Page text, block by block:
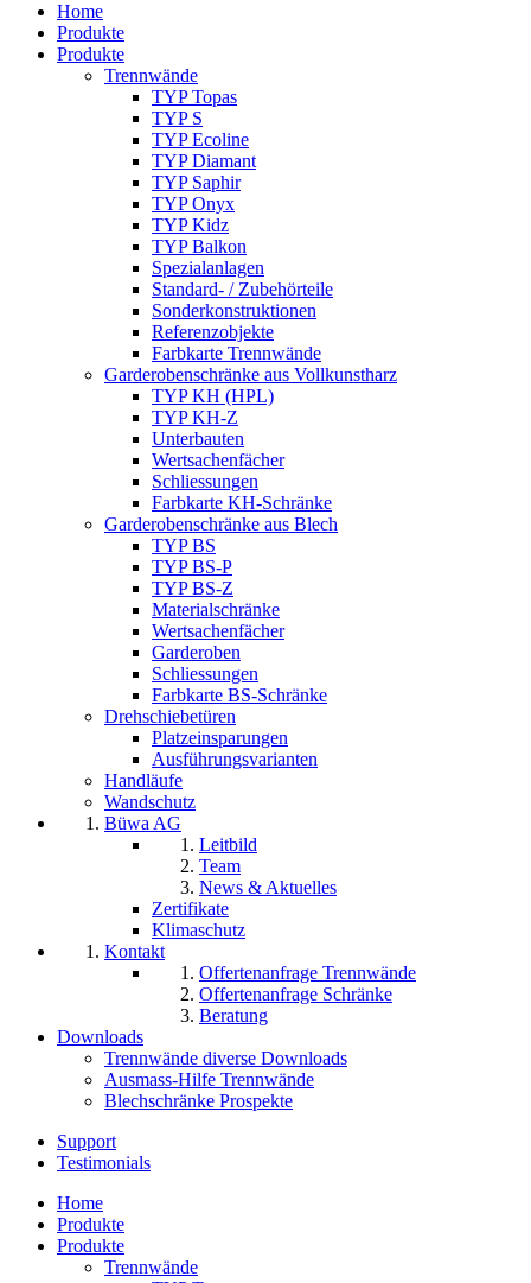
Home
Produkte
Produkte
Trennwände
TYP Topas
TYP S
TYP Ecoline
TYP Diamant
TYP Saphir
TYP Onyx
TYP Kidz
TYP Balkon
Spezialanlagen
Standard- / Zubehörteile
Sonderkonstruktionen
Referenzobjekte
Farbkarte Trennwände
Garderobenschränke aus Vollkunstharz
TYP KH (HPL)
TYP KH-Z
Unterbauten
Wertsachenfächer
Schliessungen
Farbkarte KH-Schränke
Garderobenschränke aus Blech
TYP BS
TYP BS-P
TYP BS-Z
Materialschränke
Wertsachenfächer
Garderoben
Schliessungen
Farbkarte BS-Schränke
Drehschiebetüren
Platzeinsparungen
Ausführungsvarianten
Handläufe
Wandschutz
Büwa AG
Leitbild
Team
News & Aktuelles
Zertifikate
Klimaschutz
Kontakt
Offertenanfrage Trennwände
Offertenanfrage Schränke
Beratung
Downloads
Trennwände diverse Downloads
Ausmass-Hilfe Trennwände
Blechschränke Prospekte
Support
Testimonials
Home
Produkte
Produkte
Trennwände